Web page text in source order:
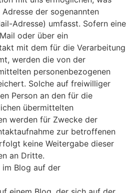
der sogenannten
Adresse) umfasst. Sofern eine
oder über ein
mit dem für die Verarbeitung
werden die von der
personenbezogenen
Solche auf freiwilliger
Person an den für die
übermittelten
werden für Zwecke der
zur betroffenen
keine Weitergabe dieser
an Dritte.
Blog auf der